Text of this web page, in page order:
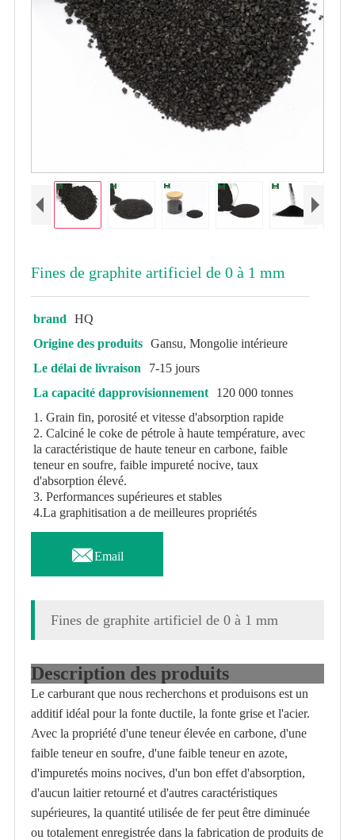
Fines de graphite artificiel de 0 à 1 mm
brand
HQ
Origine des produits Gansu, Mongolie intérieure
Le délai de livraison
7-15 jours
La capacité dapprovisionnement
120 000 tonnes
1. Grain fin, porosité et vitesse d'absorption rapide
2. Calciné le coke de pétrole à haute température, avec
la caractéristique de haute teneur en carbone, faible
teneur en soufre, faible impureté nocive, taux
d'absorption élevé.
3. Performances supérieures et stables
4.La graphitisation a de meilleures propriétés
Email
Fines de graphite artificiel de 0 à 1 mm
Description des produits
Le carburant que nous recherchons et produisons est un
additif idéal pour la fonte ductile, la fonte grise et l'acier.
Avec la propriété d'une teneur élevée en carbone, d'une
faible teneur en soufre, d'une faible teneur en azote,
d'impuretés moins nocives, d'un bon effet d'absorption,
d'aucun laitier retourné et d'autres caractéristiques
supérieures, la quantité utilisée de fer peut être diminuée
ou totalement enregistrée dans la fabrication de produits de